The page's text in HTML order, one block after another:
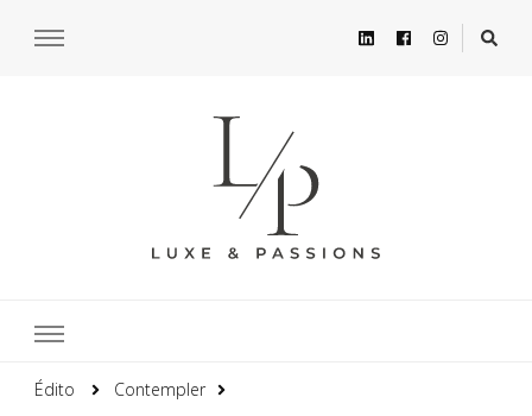
Édito
Contempler